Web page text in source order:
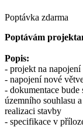
Poptávka zdarma
Poptávám
Popis:
- projekt na
- napojení nové
- dokumentace
územního souhlasu
realizaci stavby
- specifikace v